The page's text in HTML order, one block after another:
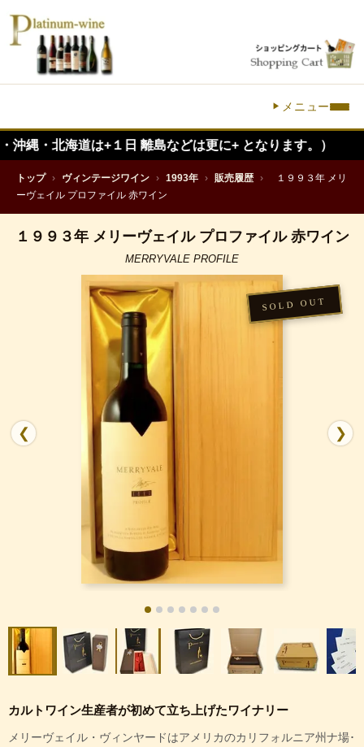
メニュー
は+１日 離島などは更に+ となります。）
トップ › ヴィンテージワイン › 1993年 › 販売履歴 ›
１９９３年 メリ
ーヴェイル プロファイル 赤ワイン
１９９３年 メリーヴェイル プロファイル 赤ワイン
MERRYVALE PROFILE
❮ ❯
カルトワイン生産者が初めて立ち上げたワイナリー
メリーヴェイル・ヴィンヤードはアメリカのカリフォルニア州ナ場･